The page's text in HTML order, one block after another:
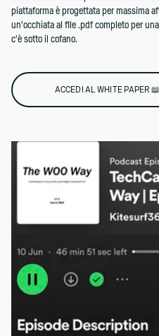
piattaforma è progettata per massima
un'occhiata al file .pdf completo per
c'è sotto il cofano.
ACCEDI AL WHITE PAPER 📖